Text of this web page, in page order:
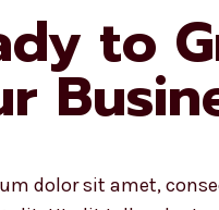
to
dolor sit amet,